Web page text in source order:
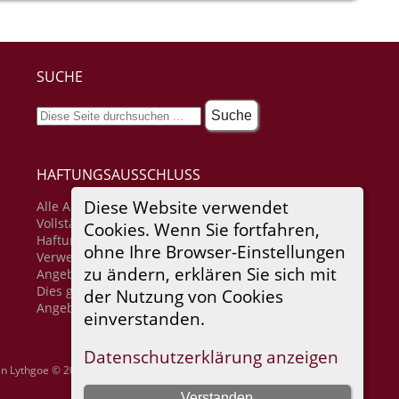
Diese Website verwendet
Cookies. Wenn Sie fortfahren,
ohne Ihre Browser-Einstellungen
zu ändern, erklären Sie sich mit
der Nutzung von Cookies
einverstanden.
Datenschutzerklärung anzeigen
SUCHE
HAFTUNGSAUSSCHLUSS
Alle Angaben erfolgen ohne Gewähr für
Vollständigkeit oder Richtigkeit. Es wird keine
Haftung übernommen für Schäden durch die
Verwendung von Informationen aus diesem Online-
Angebot oder durch das Fehlen von Informationen.
Dies gilt auch für Inhalte Dritter, die über dieses
Angebot zugänglich sind.
© 2001-2026.